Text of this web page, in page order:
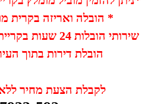
* הובלה ואריזה בקרית
הובלות 24 שעות בקריית מוצקין כולל הובלה בלילה
הובלת דירות בתוך
לקבלת הצעת מחיר ללא